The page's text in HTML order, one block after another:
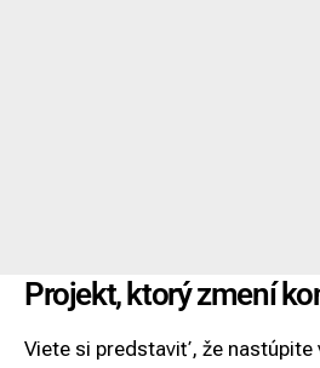
Projekt, ktorý zmení
Viete si predstaviť, že nastúpite